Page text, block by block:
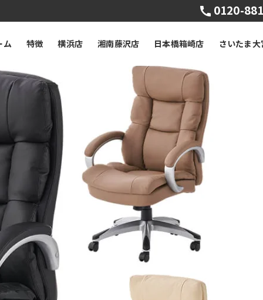
0120-
ム 特徴 横浜店 湘南藤沢店 日本橋箱崎店 さいたま大